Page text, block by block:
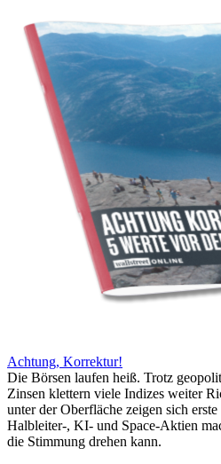
Achtung, Korrektur!
Die Börsen laufen heiß. Trotz
Zinsen klettern viele Indizes weiter
unter der Oberfläche zeigen sich
Halbleiter-, KI- und Space-Aktien
die Stimmung drehen kann.